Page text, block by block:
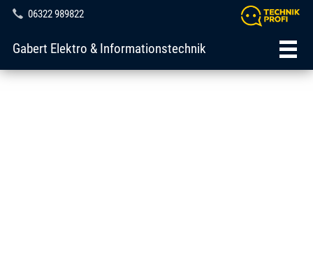
06322 989822
Gabert Elektro & Informationstechnik